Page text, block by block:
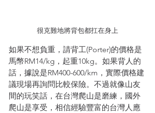
很克難地將背包都扛在身上
如果不想負重，請背工(Porter)的價格是
馬幣RM14/kg，起重10kg。如果背人的
話，據說是RM400-600/km，實際價格建
議現場再詢問比較保險。不過就像山友
間的玩笑話，在台灣爬山是磨練，國外
爬山是享受，相信經驗豐富的台灣人應